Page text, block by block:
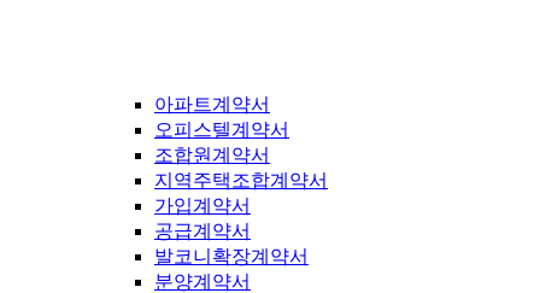
아파트계약서
오피스텔계약서
조합원계약서
지역주택조합계약서
가입계약서
공급계약서
발코니확장계약서
분양계약서